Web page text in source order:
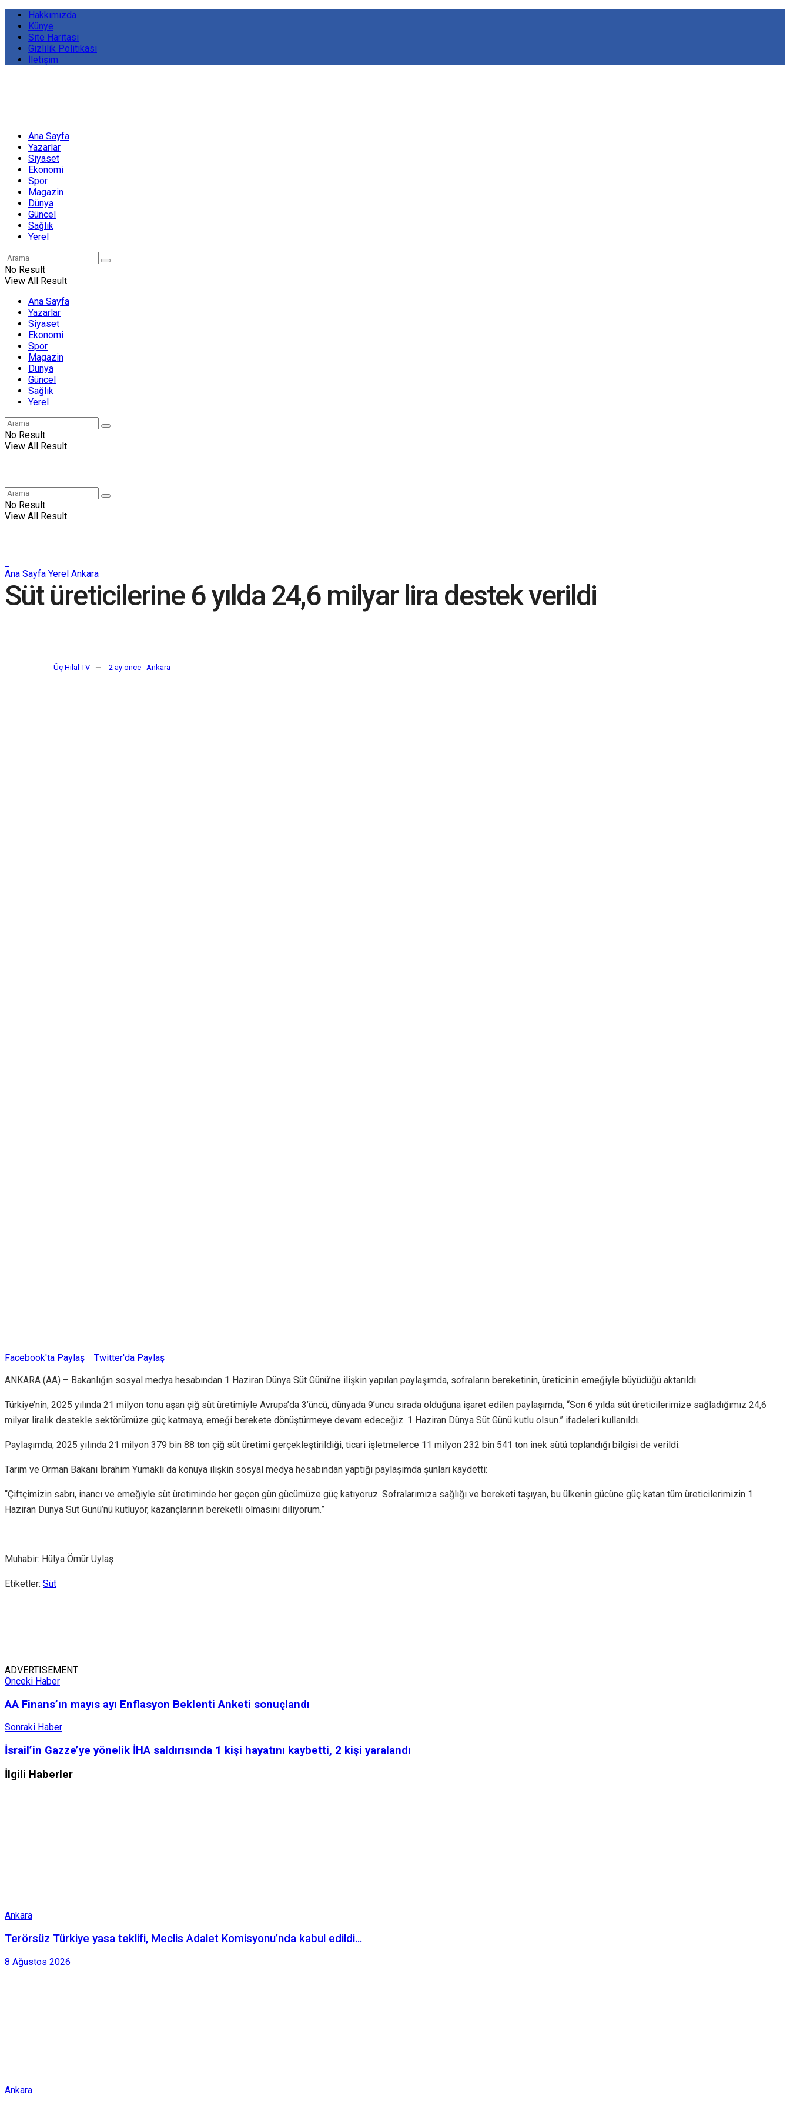
Hakkımızda
Künye
Site Haritası
Gizlilik Politikası
İletişim
Ana Sayfa
Yazarlar
Siyaset
Ekonomi
Spor
Magazin
Dünya
Güncel
Sağlık
Yerel
No Result
View All Result
Ana Sayfa
Yazarlar
Siyaset
Ekonomi
Spor
Magazin
Dünya
Güncel
Sağlık
Yerel
No Result
View All Result
No Result
View All Result
Ana Sayfa Yerel Ankara
Süt üreticilerine 6 yılda 24,6 milyar lira destek verildi
Üç Hilal TV 2 ay önce Ankara
Facebook'ta Paylaş
Twitter'da Paylaş
ANKARA (AA) – Bakanlığın sosyal medya hesabından 1 Haziran Dünya Süt Günü’ne ilişkin yapılan paylaşımda, sofraların bereketinin, üreticinin emeğiyle büyüdüğü aktarıldı.
Türkiye’nin, 2025 yılında 21 milyon tonu aşan çiğ süt üretimiyle Avrupa’da 3’üncü, dünyada 9’uncu sırada olduğuna işaret edilen paylaşımda, “Son 6 yılda süt üreticilerimize sağladığımız 24,6
milyar liralık destekle sektörümüze güç katmaya, emeği berekete dönüştürmeye devam edeceğiz. 1 Haziran Dünya Süt Günü kutlu olsun.” ifadeleri kullanıldı.
Paylaşımda, 2025 yılında 21 milyon 379 bin 88 ton çiğ süt üretimi gerçekleştirildiği, ticari işletmelerce 11 milyon 232 bin 541 ton inek sütü toplandığı bilgisi de verildi.
Tarım ve Orman Bakanı İbrahim Yumaklı da konuya ilişkin sosyal medya hesabından yaptığı paylaşımda şunları kaydetti:
“Çiftçimizin sabrı, inancı ve emeğiyle süt üretiminde her geçen gün gücümüze güç katıyoruz. Sofralarımıza sağlığı ve bereketi taşıyan, bu ülkenin gücüne güç katan tüm üreticilerimizin 1
Haziran Dünya Süt Günü’nü kutluyor, kazançlarının bereketli olmasını diliyorum.”
Muhabir: Hülya Ömür Uylaş
Etiketler: Süt
ADVERTISEMENT
Önceki Haber
AA Finans’ın mayıs ayı Enflasyon Beklenti Anketi sonuçlandı
Sonraki Haber
İsrail’in Gazze’ye yönelik İHA saldırısında 1 kişi hayatını kaybetti, 2 kişi yaralandı
İlgili Haberler
Ankara
Terörsüz Türkiye yasa teklifi, Meclis Adalet Komisyonu’nda kabul edildi…
8 Ağustos 2026
Ankara